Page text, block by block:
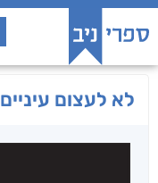
לא לעצום עיניים